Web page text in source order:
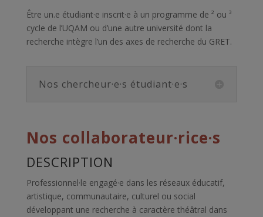
Être un.e étudiant·e inscrit·e à un programme de ² ou ³
cycle de l’UQAM ou d’une autre université dont la
recherche intègre l’un des axes de recherche du GRET.
Nos chercheur·e·s étudiant·e·s
Nos collaborateur·rice·s
DESCRIPTION
Professionnel·le engagé·e dans les réseaux éducatif,
artistique, communautaire, culturel ou social
développant une recherche à caractère théâtral dans